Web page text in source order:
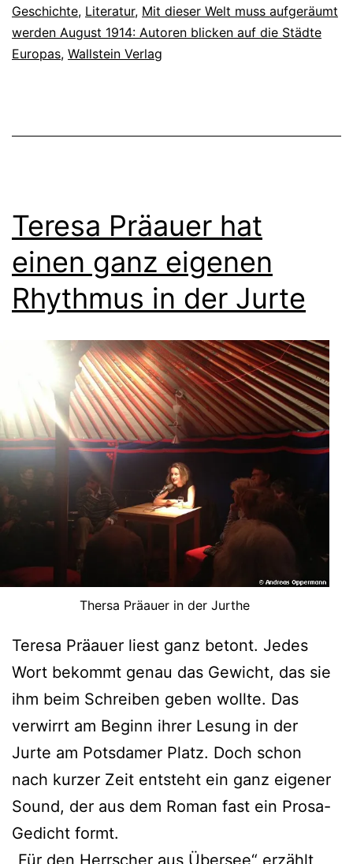
Geschichte, Literatur, Mit dieser Welt muss aufgeräumt
werden August 1914: Autoren blicken auf die Städte
Europas, Wallstein Verlag
Teresa Präauer hat
einen ganz eigenen
Rhythmus in der Jurte
Thersa Präauer in der Jurthe
Teresa Präauer liest ganz betont. Jedes
Wort bekommt genau das Gewicht, das sie
ihm beim Schreiben geben wollte. Das
verwirrt am Beginn ihrer Lesung in der
Jurte am Potsdamer Platz. Doch schon
nach kurzer Zeit entsteht ein ganz eigener
Sound, der aus dem Roman fast ein Prosa-
Gedicht formt.
„Für den Herrscher aus Übersee“ erzählt